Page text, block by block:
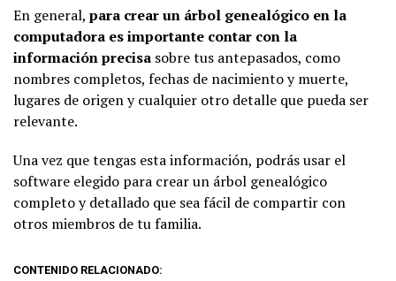
En general, para crear un árbol genealógico en la
computadora es importante contar con la
información precisa sobre tus antepasados, como
nombres completos, fechas de nacimiento y muerte,
lugares de origen y cualquier otro detalle que pueda ser
relevante.
Una vez que tengas esta información, podrás usar el
software elegido para crear un árbol genealógico
completo y detallado que sea fácil de compartir con
otros miembros de tu familia.
CONTENIDO RELACIONADO: